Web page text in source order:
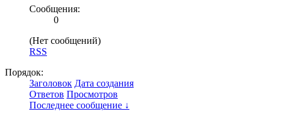
Сообщения:
0
(Нет сообщений)
RSS
Порядок:
Заголовок Дата создания
Ответов Просмотров
Последнее сообщение ↓